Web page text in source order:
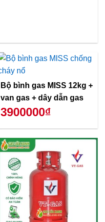
Bộ bình gas MISS 12kg +
van gas + dây dẫn gas
3900000₫